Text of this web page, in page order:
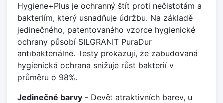
Hygiene+Plus je ochranný štít proti nečistotám a
bakteriím, který usnadňuje údržbu. Na základě
jedinečného, patentovaného vzorce hygienické
ochrany působí SILGRANIT PuraDur
antibakteriálně. Testy prokazují, že zabudovaná
hygienická ochrana snižuje růst bakterií v
průměru o 98%.
Jedinečné barvy - Devět atraktivních barev, u